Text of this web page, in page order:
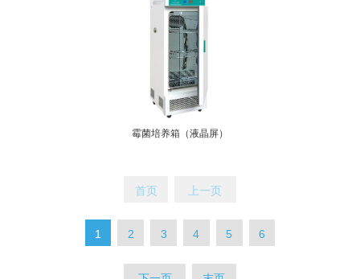
霉菌培养箱（液晶屏）
首页 上一页
1 2 3 4 5 6